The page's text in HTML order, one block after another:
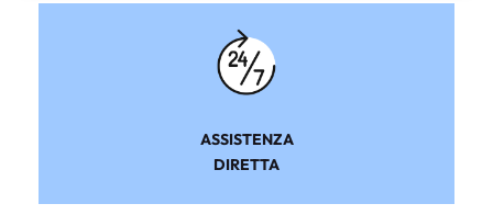
ASSISTENZA
DIRETTA